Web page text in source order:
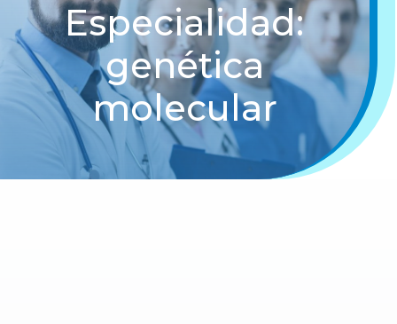
Especialidad:
genética
molecular